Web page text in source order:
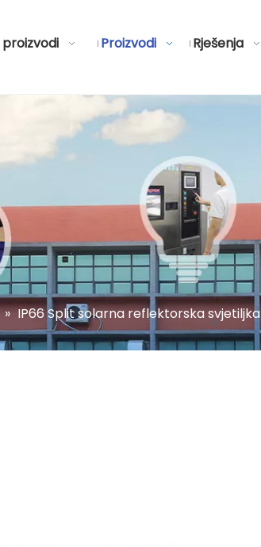
Proizvodi Rješenja
» IP66 Split solarna reflektorska svjetiljka